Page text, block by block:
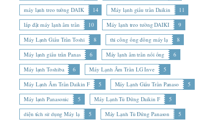
máy lạnh treo tường DAIK
14 Máy lạnh giấu trần Daikin
11
lắp đặt máy lạnh âm trần
10 Máy lạnh treo tường DAIKI
9
Máy Lạnh Giấu Trần Toshi
8 thi công ống đồng máy lạ
8
Máy lạnh giấu trần Panas
6 Máy lạnh âm trần nối ống
6
Máy lạnh Toshiba
6 Máy Lạnh Âm Trần LG Inve
5
Máy Lạnh Âm Trần Daikin F
5 Máy Lạnh Giấu Trần Panaso
5
Máy lạnh Panasonic
5 Máy Lạnh Tủ Đứng Daikin F
5
diện tích sử dụng Máy lạ
5 Máy Lạnh Tủ Đứng Panason 5